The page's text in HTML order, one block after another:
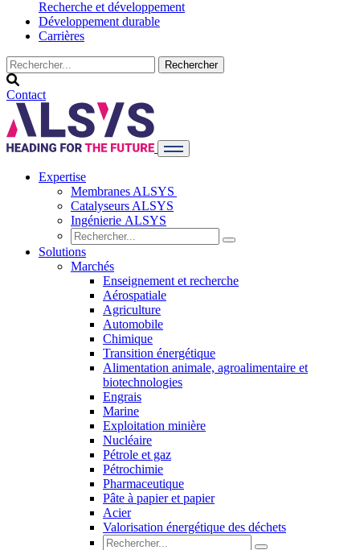
Recherche et développement
Développement durable
Carrières
Contact
Expertise
Membranes ALSYS
Catalyseurs ALSYS
Ingénierie ALSYS
Solutions
Marchés
Enseignement et recherche
Aérospatiale
Agriculture
Automobile
Chimique
Transition énergétique
Alimentation animale, agroalimentaire et
biotechnologies
Engrais
Marine
Exploitation minière
Nucléaire
Pétrole et gaz
Pétrochimie
Pharmaceutique
Pâte à papier et papier
Acier
Valorisation énergétique des déchets